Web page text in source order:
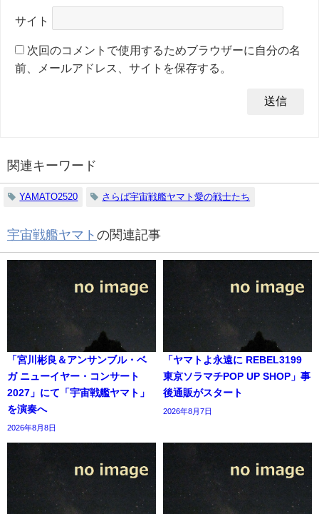
サイト
次回のコメントで使用するためブラウザーに自分の名
前、メールアドレス、サイトを保存する。
関連キーワード
YAMATO2520 さらば宇宙戦艦ヤマト愛の戦士たち
宇宙戦艦ヤマト の関連記事
「宮川彬良＆アンサンブル・ベ
ガ ニューイヤー・コンサート
2027」にて「宇宙戦艦ヤマト」
を演奏へ
2026年8月8日
「ヤマトよ永遠に REBEL3199
東京ソラマチPOP UP SHOP」事
後通販がスタート
2026年8月7日